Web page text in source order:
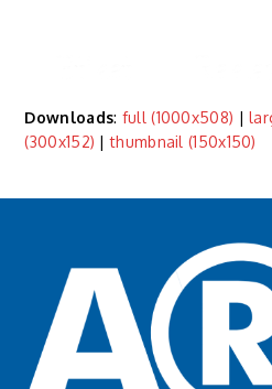
Downloads: full (1000x508) |
(300x152) |thumbnail (150x150)